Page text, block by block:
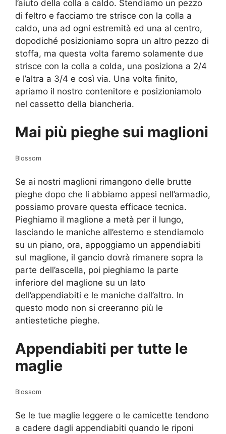
l’aiuto della colla a caldo. Stendiamo un pezzo
di feltro e facciamo tre strisce con la colla a
caldo, una ad ogni estremità ed una al centro,
dopodiché posizioniamo sopra un altro pezzo di
stoffa, ma questa volta faremo solamente due
strisce con la colla a colda, una posiziona a 2/4
e l’altra a 3/4 e così via. Una volta finito,
apriamo il nostro contenitore e posizioniamolo
nel cassetto della biancheria.
Mai più pieghe sui maglioni
Blossom
Se ai nostri maglioni rimangono delle brutte
pieghe dopo che li abbiamo appesi nell’armadio,
possiamo provare questa efficace tecnica.
Pieghiamo il maglione a metà per il lungo,
lasciando le maniche all’esterno e stendiamolo
su un piano, ora, appoggiamo un appendiabiti
sul maglione, il gancio dovrà rimanere sopra la
parte dell’ascella, poi pieghiamo la parte
inferiore del maglione su un lato
dell’appendiabiti e le maniche dall’altro. In
questo modo non si creeranno più le
antiestetiche pieghe.
Appendiabiti per tutte le
maglie
Blossom
Se le tue maglie leggere o le camicette tendono
a cadere dagli appendiabiti quando le riponi